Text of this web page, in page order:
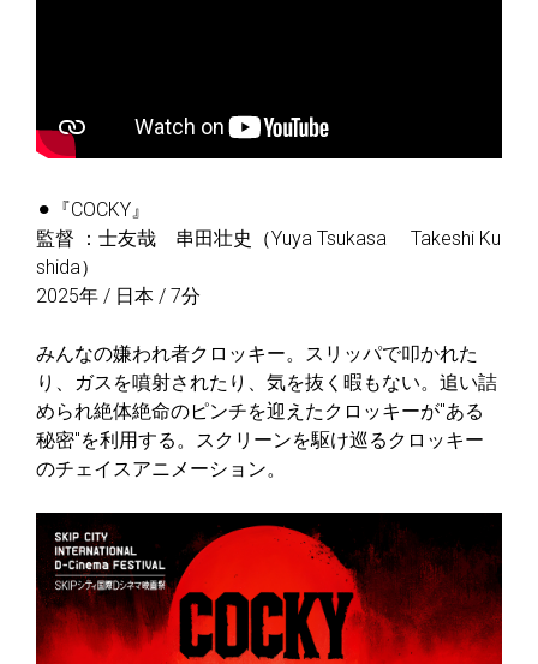
⚫︎『COCKY』
監督 ：士友哉 串田壮史（Yuya Tsukasa Takeshi Ku
shida）
2025年 / 日本 / 7分
みんなの嫌われ者クロッキー。スリッパで叩かれた
り、ガスを噴射されたり、気を抜く暇もない。追い詰
められ絶体絶命のピンチを迎えたクロッキーが"ある
秘密"を利用する。スクリーンを駆け巡るクロッキー
のチェイスアニメーション。